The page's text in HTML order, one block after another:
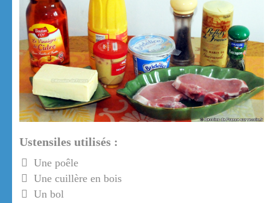
Ustensiles utilisés :
Une poêle
Une cuillère en bois
Un bol